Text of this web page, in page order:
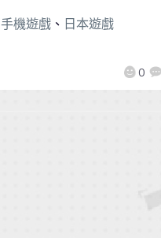
0
手機遊戲、 日本遊戲